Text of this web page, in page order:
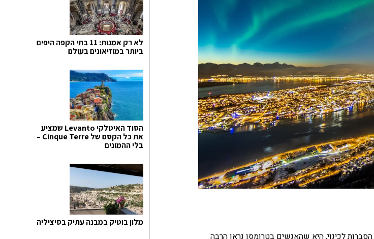
את הכינוי "פאריז של הקוטב הצפוני", שהוענק לה במאה ה-19 ואחת הסברות לכינוי, היא שהאנשים בטרומסו נראו הרבה
לא רק אמנות: 11 בתי הקפה היפים
ביותר במוזיאונים בעולם
הסוד האיטלקי Levanto שמציע
את כל הקסם של Cinque Terre –
בלי ההמונים
מלון בוטיק במבנה עתיק בסיציליה